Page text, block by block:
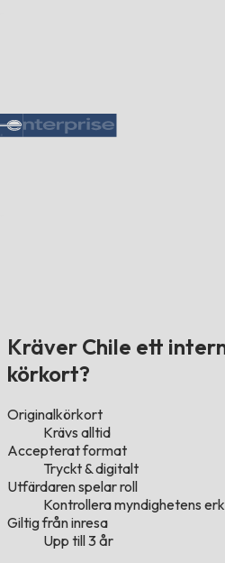
Kräver Chile ett
körkort?
Originalkörkort
Krävs alltid
Accepterat format
Tryckt & digitalt
Utfärdaren spelar roll
Kontrollera myndighetens
Giltig från inresa
Upp till 3 år